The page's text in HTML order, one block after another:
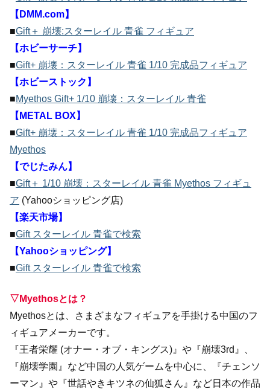
【DMM.com】
■Gift＋ 崩壊:スターレイル 青雀 フィギュア
【ホビーサーチ】
■Gift+ 崩壊：スターレイル 青雀 1/10 完成品フィギュア
【ホビーストック】
■Myethos Gift+ 1/10 崩壊：スターレイル 青雀
【METAL BOX】
■Gift+ 崩壊：スターレイル 青雀 1/10 完成品フィギュア
Myethos
【でじたみん】
■Gift＋ 1/10 崩壊：スターレイル 青雀 Myethos フィギュ
ア (Yahooショッピング店)
【楽天市場】
■Gift スターレイル 青雀で検索
【Yahooショッピング】
■Gift スターレイル 青雀で検索
▽Myethosとは？
Myethosとは、さまざまなフィギュアを手掛ける中国のフ
ィギュアメーカーです。
『王者栄耀 (オナー・オブ・キングス)』や『崩壊3rd』、
『崩壊学園』など中国の人気ゲームを中心に、『チェンソ
ーマン』や『世話やきキツネの仙狐さん』など日本の作品